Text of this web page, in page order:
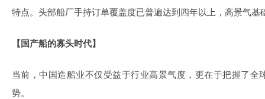
特点。头部船厂手持订单覆盖度已普遍达到四年以上，高景气基
【国产船的寡头时代】
当前，中国造船业不仅受益于行业高景气度，更在于把握了全
势。